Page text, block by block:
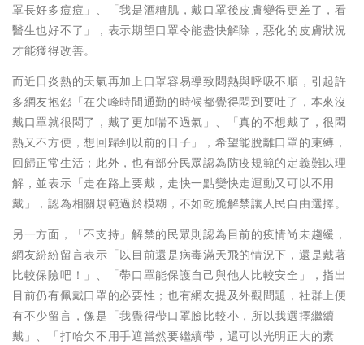
罩長好多痘痘」、「我是酒糟肌，戴口罩後皮膚變得更差了，看
醫生也好不了」，表示期望口罩令能盡快解除，惡化的皮膚狀況
才能獲得改善。
而近日炎熱的天氣再加上口罩容易導致悶熱與呼吸不順，引起許
多網友抱怨「在尖峰時間通勤的時候都覺得悶到要吐了，本來沒
戴口罩就很悶了，戴了更加喘不過氣」、「真的不想戴了，很悶
熱又不方便，想回歸到以前的日子」，希望能脫離口罩的束縛，
回歸正常生活；此外，也有部分民眾認為防疫規範的定義難以理
解，並表示「走在路上要戴，走快一點變快走運動又可以不用
戴」，認為相關規範過於模糊，不如乾脆解禁讓人民自由選擇。
另一方面，「不支持」解禁的民眾則認為目前的疫情尚未趨緩，
網友紛紛留言表示「以目前還是病毒滿天飛的情況下，還是戴著
比較保險吧！」、「帶口罩能保護自己與他人比較安全」，指出
目前仍有佩戴口罩的必要性；也有網友提及外觀問題，社群上便
有不少留言，像是「我覺得帶口罩臉比較小，所以我選擇繼續
戴」、「打哈欠不用手遮當然要繼續帶，還可以光明正大的素